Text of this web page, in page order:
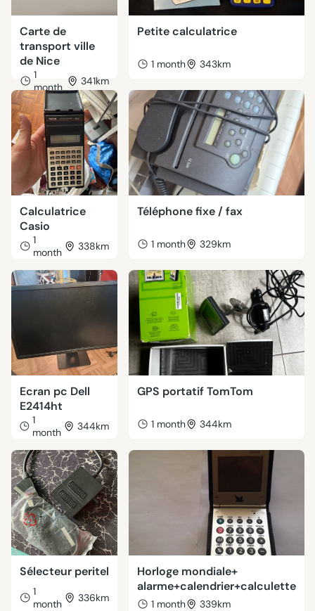
Carte de
transport ville
de Nice
1
month
341km
Petite calculatrice
1 month 343km
Calculatrice
Casio
1
month
338km
Téléphone fixe / fax
1 month 329km
Ecran pc Dell
E2414ht
1
month
344km
GPS portatif TomTom
1 month 344km
Sélecteur peritel
1
month
336km
Horloge mondiale+
alarme+calendrier+calculette
1 month 339km